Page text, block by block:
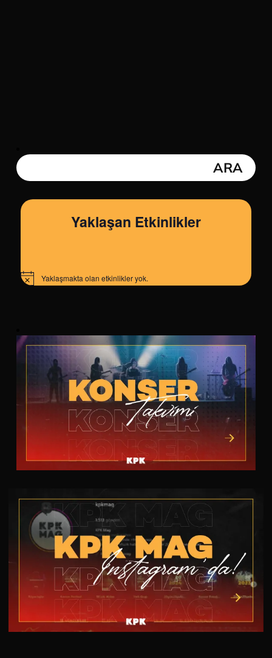
Yaklaşan Etkinlikler
Notice Yaklaşmakta olan etkinlikler yok.